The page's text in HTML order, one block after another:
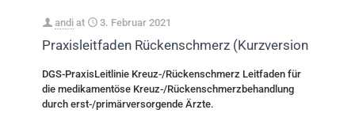
andi at 3. Februar 2021
Praxisleitfaden Rückenschmerz (Kurzversion
DGS-PraxisLeitlinie Kreuz-/Rückenschmerz Leitfaden für
die medikamentöse Kreuz-/Rückenschmerzbehandlung
durch erst-/primärversorgende Ärzte.